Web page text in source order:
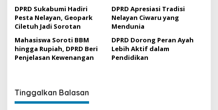
DPRD Sukabumi Hadiri
Pesta Nelayan, Geopark
Ciletuh Jadi Sorotan
DPRD Apresiasi Tradisi
Nelayan Ciwaru yang
Mendunia
Mahasiswa Soroti BBM
hingga Rupiah, DPRD Beri
Penjelasan Kewenangan
DPRD Dorong Peran Ayah
Lebih Aktif dalam
Pendidikan
Tinggalkan Balasan